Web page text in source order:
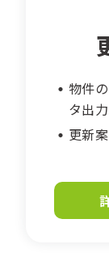
物件
タ出力
更新